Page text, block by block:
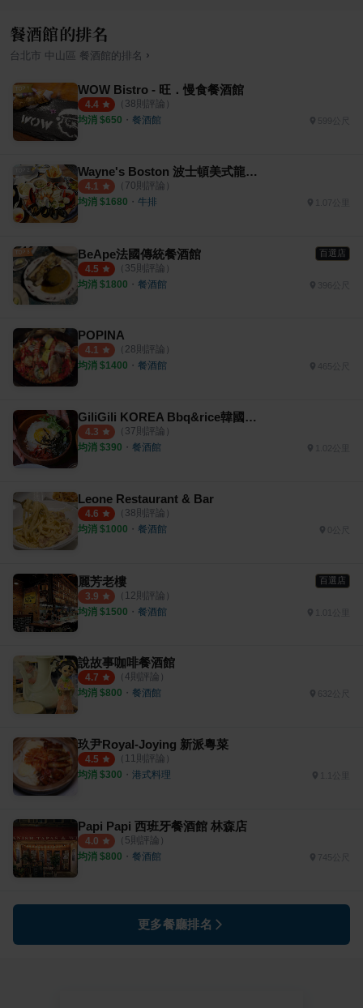
餐酒館的排名
台北市 中山區 餐酒館 的排名 ›
WOW Bistro - 旺．慢食餐酒館
4.4 （ 38則評論）
均消 $650 ・ 餐酒館 599公尺
Wayne's Boston 波士頓美式龍蝦牛排餐廳
4.1 （ 70則評論）
均消 $1680 ・ 牛排
BeApe法國傳統餐酒館 百選店
4.5 （ 35則評論）
均消 $1800 ・ 餐酒館
POPINA
4.1 （ 28則評論）
均消 $1400 ・ 餐酒館 465公尺
GiliGili KOREA Bbq&rice韓國釜山餐酒館
4.3 （ 37則評論）
均消 $390 ・ 餐酒館
Leone Restaurant & Bar
4.6 （ 38則評論）
均消 $1000 ・ 餐酒館
麗芳老樓 百選店
3.9 （ 12則評論）
均消 $1500 ・ 餐酒館
說故事咖啡餐酒館
4.7 （ 4則評論）
均消 $800 ・ 餐酒館
玖尹Royal-Joying 新派粵菜
4.5 （ 11則評論）
均消 $300 ・ 港式料理
Papi Papi 西班牙餐酒館 林森店
4.0 （ 5則評論）
均消 $800 ・ 餐酒館 745公尺
更多餐廳排名